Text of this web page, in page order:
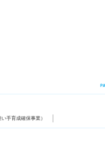
手育成確保事業）